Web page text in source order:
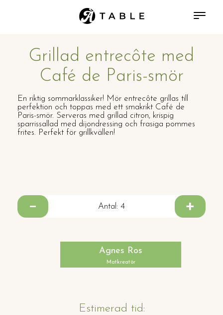
Grillad entrecôte med
Café de Paris-smör
En riktig sommarklassiker! Mör entrecôte grillas till
perfektion och toppas med ett smakrikt Café de
Paris-smör. Serveras med grillad citron, krispig
sparrissallad med dijondressing och frasiga pommes
frites. Perfekt för grillkvällen!
Antal: 4
Agnes Ros
Matkreatör
Estimerad tid: